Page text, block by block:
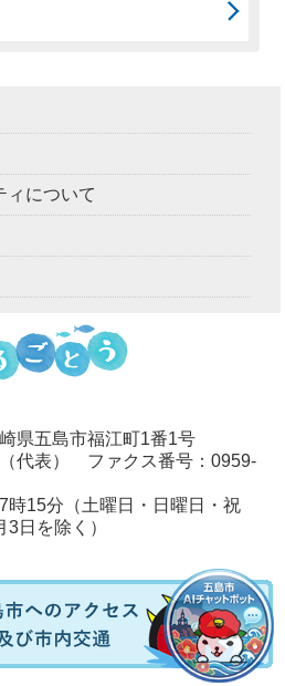
ィについて
県五島市福江町1番1号
代表） ファクス番号：0959-
時15分（土曜日・日曜日・祝
日を除く）